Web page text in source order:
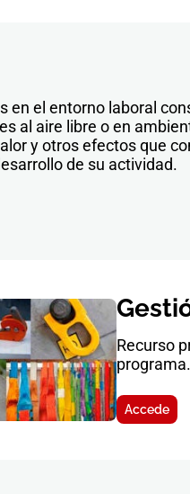
en el entorno laboral
al aire libre o en
y otros efectos que
de su actividad.
Recurso
programa.
Accede